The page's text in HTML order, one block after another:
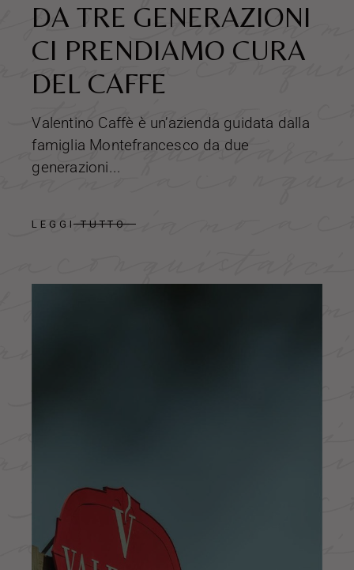
DA TRE GENERAZIONI
CI PRENDIAMO CURA
DEL CAFFE
Valentino Caffè è un’azienda guidata dalla
famiglia Montefrancesco da due
generazioni...
LEGGI TUTTO